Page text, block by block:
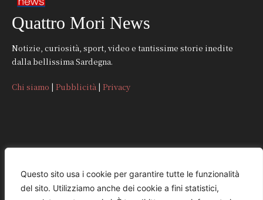
Questo sito usa i cookie per garantire tutte le funzionalità
del sito. Utilizziamo anche dei cookie a fini statistici,
Quattro Mori News
Notizie, curiosità, sport, video e tantissime storie inedite
dalla bellissima Sardegna.
Chi siamo | Pubblicità | Privacy
CONTATTI